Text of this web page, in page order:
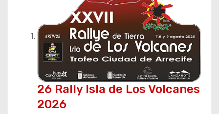
26 Rally Isla de Los Volcanes
2026